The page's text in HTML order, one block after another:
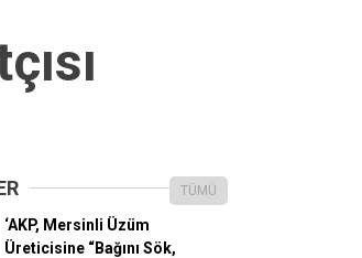
TÜMÜ
‘AKP, Mersinli Üzüm
Üreticisine “Bağını Sök,